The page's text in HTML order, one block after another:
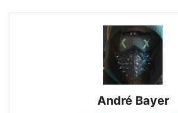
André Bayer